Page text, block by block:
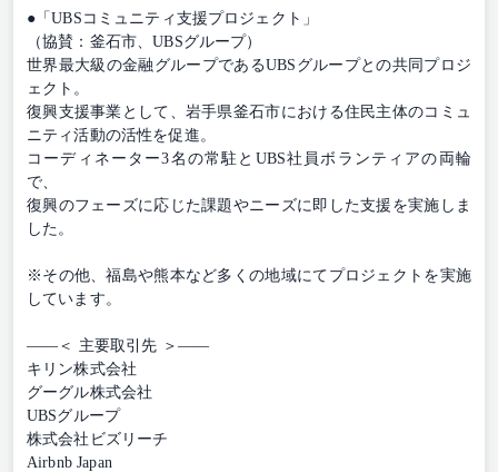
●「UBSコミュニティ支援プロジェクト」
（協賛：釜石市、UBSグループ）
世界最大級の金融グループであるUBSグループとの共同プロジ
ェクト。
復興支援事業として、岩手県釜石市における住民主体のコミュ
ニティ活動の活性を促進。
コーディネーター3名の常駐とUBS社員ボランティアの両輪
で、
復興のフェーズに応じた課題やニーズに即した支援を実施しま
した。
※その他、福島や熊本など多くの地域にてプロジェクトを実施
しています。
――＜ 主要取引先 ＞――
キリン株式会社
グーグル株式会社
UBSグループ
株式会社ビズリーチ
Airbnb Japan